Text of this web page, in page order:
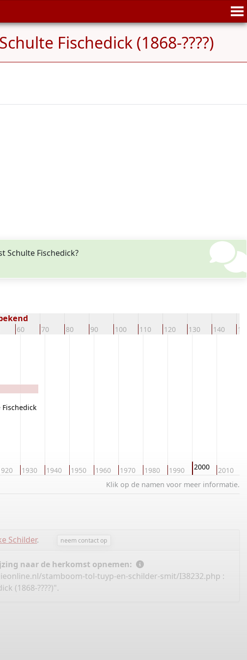
Fischedick (1868-????)
Schulte Fischedick?
60 70 80 90 100 110 120 130 140
1930 1940 1950 1960 1970 1980 1990 2000 2010
Klik op de namen voor meer informatie.
Schilder. neem contact op
naar de herkomst opnemen:
stamboom-tol-tuyp-en-schilder-smit/I38232.php :
(1868-????)".